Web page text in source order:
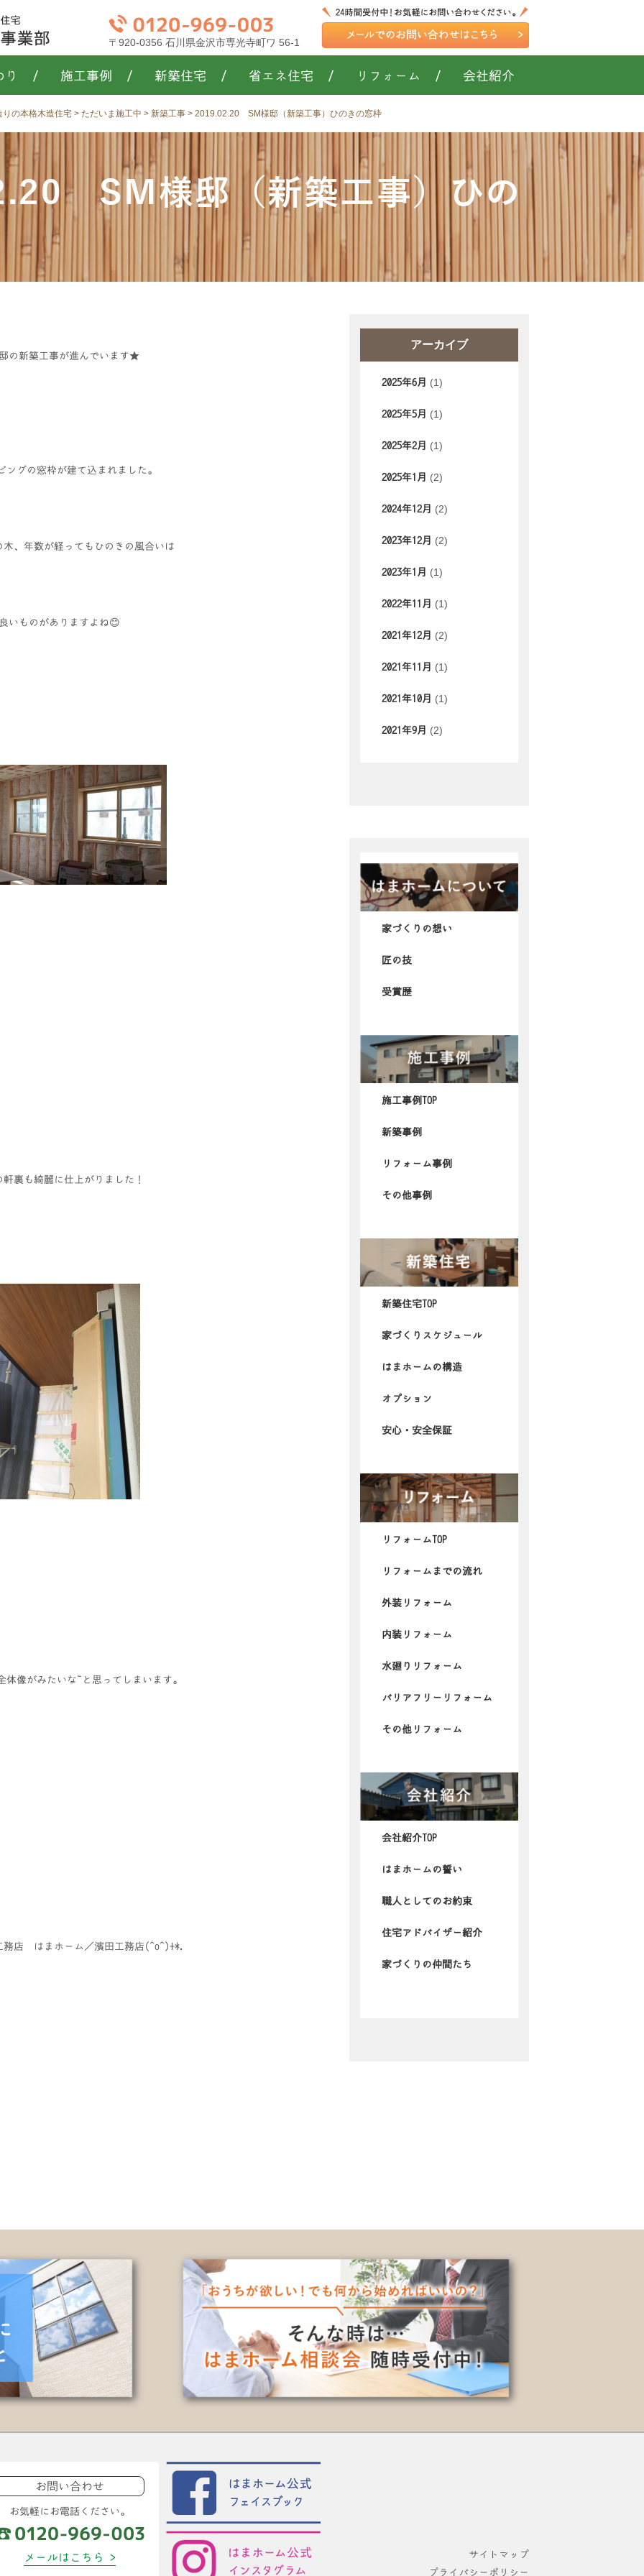
〒920-0356 石川県金沢市専光寺町ワ 56-1
り / 施工事例 / 新築住宅 / 省エネ住宅 / リフォーム / 会社紹介
りの本格木造住宅 > ただいま施工中 > 新築工事 > 2019.02.20 SM様邸（新築工事）ひのきの窓枠
SM様邸（新築工事）ひの
アーカイブ
2025年6月 (1)
2025年5月 (1)
2025年2月 (1)
2025年1月 (2)
2024年12月 (2)
2023年12月 (2)
2023年1月 (1)
2022年11月 (1)
2021年12月 (2)
2021年11月 (1)
2021年10月 (1)
2021年9月 (2)
家づくりの想い
匠の技
受賞歴
施工事例TOP
新築事例
リフォーム事例
その他事例
新築住宅TOP
家づくりスケジュール
はまホームの構造
オプション
安心・安全保証
リフォームTOP
リフォームまでの流れ
外装リフォーム
内装リフォーム
水廻りリフォーム
バリアフリーリフォーム
その他リフォーム
会社紹介TOP
はまホームの誓い
職人としてのお約束
住宅アドバイザー紹介
家づくりの仲間たち
邸の新築工事が進んでいます★
ングの窓枠が建て込まれました。
木、年数が経ってもひのきの風合いは
いものがありますよね😊
軒裏も綺麗に仕上がりました！
体像がみたいな~と思ってしまいます。
務店 はまホーム／濱田工務店(^o^)+*.
お問い合わせ
お気軽にお電話ください。
メールはこちら >
サイトマップ
プライバシーポリシー